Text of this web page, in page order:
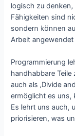
logisch zu denken,
Fähigkeiten sind
sondern können
Arbeit
Programmierung
handhabbare
auch als ‚Divide
ermöglicht es uns,
Es lehrt uns auch,
priorisieren, was